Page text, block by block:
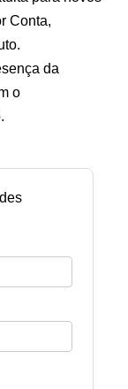
Conta,
da
o